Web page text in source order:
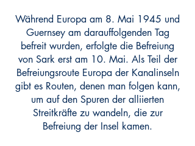
Während Europa am 8. Mai 1945 und
Guernsey am darauffolgenden Tag
befreit wurden, erfolgte die Befreiung
von Sark erst am 10. Mai. Als Teil der
Befreiungsroute Europa der Kanalinseln
gibt es Routen, denen man folgen kann,
um auf den Spuren der alliierten
Streitkräfte zu wandeln, die zur
Befreiung der Insel kamen.